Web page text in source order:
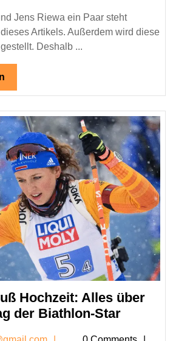
Riewa
ein
Paar
Respekt
und
öffentliche
Wahrnehmung
Jens Riewa ein Paar steht
Artikels. Außerdem wird diese
Deshalb ...
lesen
Hochzeit: Alles über
der Biathlon-Star